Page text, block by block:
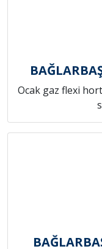
Ocak gaz flexi